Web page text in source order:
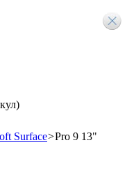
Surface>Pro 9 13"